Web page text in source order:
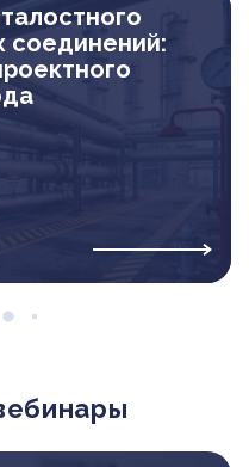
соединений: